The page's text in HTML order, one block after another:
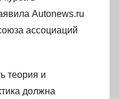
Autonews.ru
ассоциаций
теория и
должна